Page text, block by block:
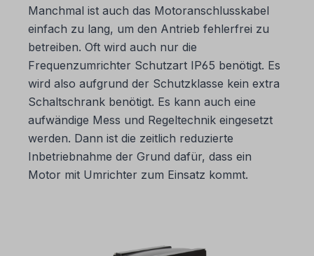
Manchmal ist auch das Motoranschlusskabel
einfach zu lang, um den Antrieb fehlerfrei zu
betreiben. Oft wird auch nur die
Frequenzumrichter Schutzart IP65 benötigt. Es
wird also aufgrund der Schutzklasse kein extra
Schaltschrank benötigt. Es kann auch eine
aufwändige Mess und Regeltechnik eingesetzt
werden. Dann ist die zeitlich reduzierte
Inbetriebnahme der Grund dafür, dass ein
Motor mit Umrichter zum Einsatz kommt.